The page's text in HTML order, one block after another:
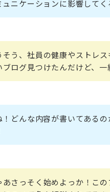
ュニケーションに影響してく
そう、社員の健康やストレ
ブログ見つけたんだけど、一
！どんな内容が書いてある
あさっそく始めよっか！こ